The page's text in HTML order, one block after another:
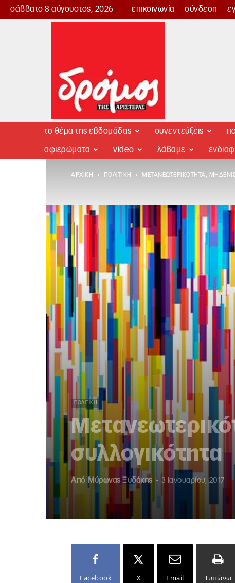
σάββατο 8 αύγουστος, 2026 επικοινωνία σύνδεση
Δρόμος
το θέμα της εβδομάδας συνεντεύξεις
αφιερώματα video λάβαμε
ΑΡΧΙΚΉ ΠΟΛΙΤΙΚΉ ΜΕΤΑΝΕΩΤΕΡΙΚΌΤΗΤΑ,
ΠΟΛΙΤΙΚΉ
συλλογικότητα
Από Μύρωνας Ξυδάκης - 3 Ιανουαρίου, 2017
Facebook X Email Τυπώνω